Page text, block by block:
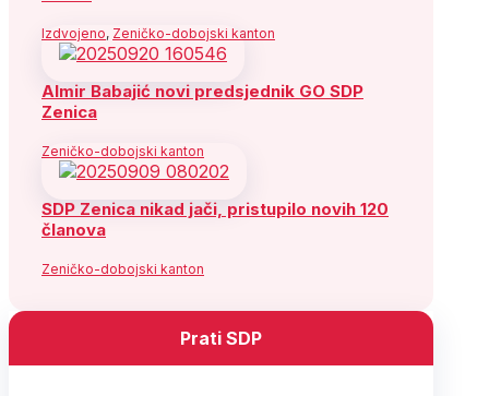
Izdvojeno, Zeničko-dobojski kanton
Almir Babajić novi predsjednik GO SDP
Zenica
Zeničko-dobojski kanton
SDP Zenica nikad jači, pristupilo novih 120
članova
Zeničko-dobojski kanton
Prati SDP